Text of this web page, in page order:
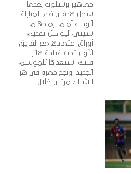
جماهير برشلونة بعدما
سجل هدفين في المباراة
الودية أمام برمنجهام
سيتي، ليواصل تقديم
أوراق اعتماده مع الفريق
الأول تحت قيادة هانز
فليك استعدادًا للموسم
الجديد. ونجح حمزة في هز
الشباك مرتين خلال…